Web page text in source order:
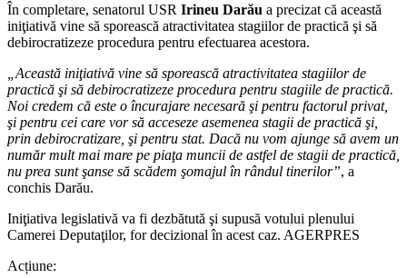
În completare, senatorul USR Irineu Darău a precizat că această
iniţiativă vine să sporească atractivitatea stagiilor de practică şi să
debirocratizeze procedura pentru efectuarea acestora.
„Această iniţiativă vine să sporească atractivitatea stagiilor de
practică şi să debirocratizeze procedura pentru stagiile de practică.
Noi credem că este o încurajare necesară şi pentru factorul privat,
şi pentru cei care vor să acceseze asemenea stagii de practică şi,
prin debirocratizare, şi pentru stat. Dacă nu vom ajunge să avem un
număr mult mai mare pe piaţa muncii de astfel de stagii de practică,
nu prea sunt şanse să scădem şomajul în rândul tinerilor”, a
conchis Darău.
Iniţiativa legislativă va fi dezbătută şi supusă votului plenului
Camerei Deputaţilor, for decizional în acest caz. AGERPRES
Acțiune: